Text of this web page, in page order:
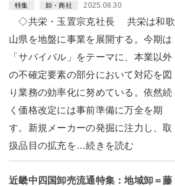
特集 卸・商社 2025.08.30
◇共栄・玉置宗克社長 共栄は和歌
山県を地盤に事業を展開する。今期は
「サバイバル」をテーマに、本業以外
の不確定要素の部分において対応を図
り業務の効率化に努めている。依然続
く価格改定には事前準備に万全を期
す。新規メーカーの発掘に注力し、取
扱品目の拡充を…続きを読む
近畿中四国卸売流通特集：地域卸＝藤